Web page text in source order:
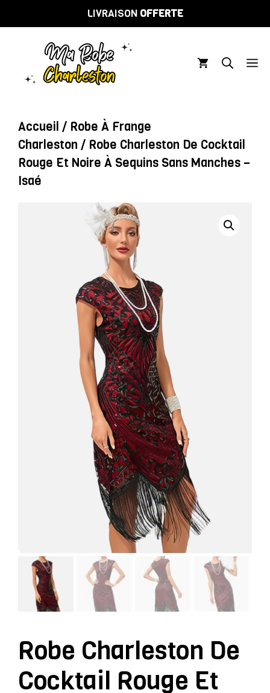
au
LIVRAISON OFFERTE
Accueil / Robe À Frange
Charleston / Robe Charleston De Cocktail
Rouge Et Noire À Sequins Sans Manches –
Isaé
Robe Charleston De
Cocktail Rouge Et